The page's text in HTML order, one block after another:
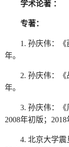
学术论著 ：
专著：
1. 孙庆伟：
年。
2. 孙庆伟：
年。
3. 孙庆伟：《
2008年初版；2018
4. 北京大学